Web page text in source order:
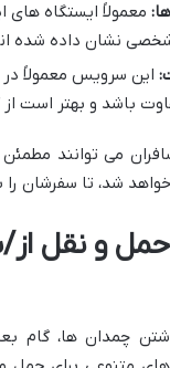
معمولاً ایستگاه های
نشان داده شده
این سرویس معمولاً
باشد و بهتر است
می توانند
شد، تا سفرشان
و نقل از/
چمدان ها، گام